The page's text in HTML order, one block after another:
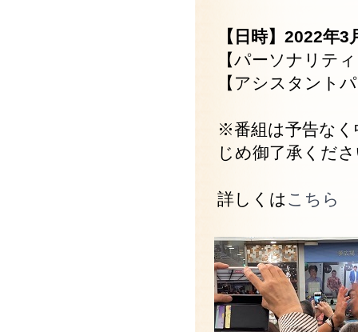
【日時】2022年
【パーソナリテ
【アシスタント
※番組は予告なく
じめ御了承くだ
詳しくは こちら